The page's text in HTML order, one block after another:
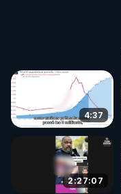
4:37
2:27:07